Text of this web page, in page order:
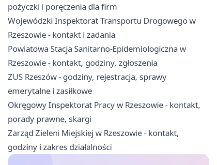
pożyczki i poręczenia dla firm
Wojewódzki Inspektorat Transportu Drogowego w
Rzeszowie - kontakt i zadania
Powiatowa Stacja Sanitarno-Epidemiologiczna w
Rzeszowie - kontakt, godziny, zgłoszenia
ZUS Rzeszów - godziny, rejestracja, sprawy
emerytalne i zasiłkowe
Okręgowy Inspektorat Pracy w Rzeszowie - kontakt,
porady prawne, skargi
Zarząd Zieleni Miejskiej w Rzeszowie - kontakt,
godziny i zakres działalności